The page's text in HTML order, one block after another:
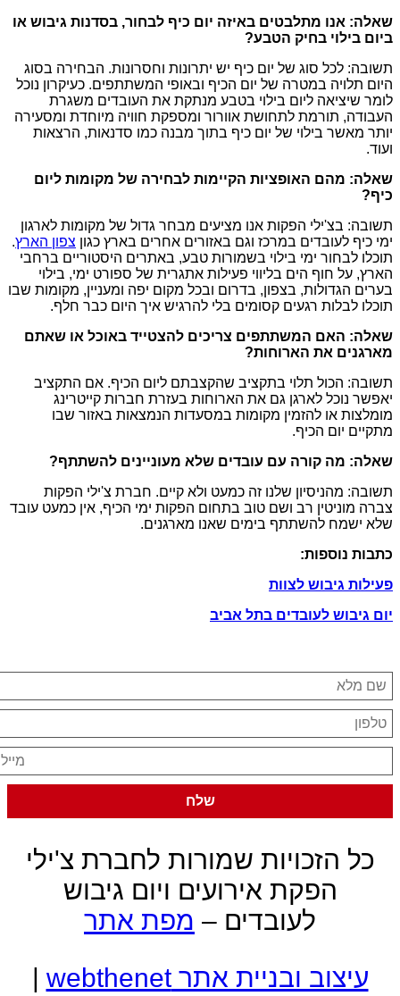
שאלה: אנו מתלבטים באיזה יום כיף לבחור, בסדנות גיבוש או
ביום בילוי בחיק הטבע?
תשובה: לכל סוג של יום כיף יש יתרונות וחסרונות. הבחירה בסוג
היום תלויה במטרה של יום הכיף ובאופי המשתתפים. כעיקרון נוכל
לומר שיציאה ליום בילוי בטבע מנתקת את העובדים משגרת
העבודה, תורמת לתחושת אוורור ומספקת חוויה מיוחדת ומסעירה
יותר מאשר בילוי של יום כיף בתוך מבנה כמו סדנאות, הרצאות
ועוד.
שאלה: מהם האופציות הקיימות לבחירה של מקומות ליום
כיף?
תשובה: בצ'ילי הפקות אנו מציעים מבחר גדול של מקומות לארגון
ימי כיף לעובדים במרכז וגם באזורים אחרים בארץ כגון צפון הארץ.
תוכלו לבחור ימי בילוי בשמורות טבע, באתרים היסטוריים ברחבי
הארץ, על חוף הים בליווי פעילות אתגרית של ספורט ימי, בילוי
בערים הגדולות, בצפון, בדרום ובכל מקום יפה ומעניין, מקומות שבו
תוכלו לבלות רגעים קסומים בלי להרגיש איך היום כבר חלף.
שאלה: האם המשתתפים צריכים להצטייד באוכל או שאתם
מארגנים את הארוחות?
תשובה: הכול תלוי בתקציב שהקצבתם ליום הכיף. אם התקציב
יאפשר נוכל לארגן גם את הארוחות בעזרת חברות קייטרינג
מומלצות או להזמין מקומות במסעדות הנמצאות באזור שבו
מתקיים יום הכיף.
שאלה: מה קורה עם עובדים שלא מעוניינים להשתתף?
תשובה: מהניסיון שלנו זה כמעט ולא קיים. חברת צ'ילי הפקות
צברה מוניטין רב ושם טוב בתחום הפקות ימי הכיף, אין כמעט עובד
שלא ישמח להשתתף בימים שאנו מארגנים.
כתבות נוספות:
פעילות גיבוש לצוות
יום גיבוש לעובדים בתל אביב
כל הזכויות שמורות לחברת צ'ילי
הפקת אירועים ויום גיבוש
לעובדים – מפת אתר
עיצוב ובניית אתר webthenet
|